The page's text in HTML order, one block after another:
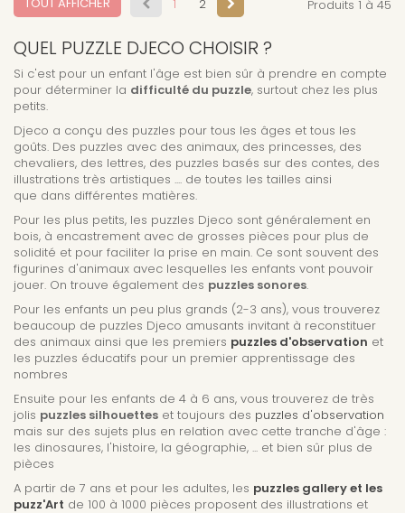
1 2 Produits 1 à 45
QUEL PUZZLE DJECO CHOISIR ?
Si c'est pour un enfant l'âge est bien sûr à prendre en compte
pour déterminer la difficulté du puzzle, surtout chez les plus
petits.
Djeco a conçu des puzzles pour tous les âges et tous les
goûts. Des puzzles avec des animaux, des princesses, des
chevaliers, des lettres, des puzzles basés sur des contes, des
illustrations très artistiques .... de toutes les tailles ainsi
que dans différentes matières.
Pour les plus petits, les puzzles Djeco sont généralement en
bois, à encastrement avec de grosses pièces pour plus de
solidité et pour faciliter la prise en main. Ce sont souvent des
figurines d'animaux avec lesquelles les enfants vont pouvoir
jouer. On trouve également des puzzles sonores.
Pour les enfants un peu plus grands (2-3 ans), vous trouverez
beaucoup de puzzles Djeco amusants invitant à reconstituer
des animaux ainsi que les premiers puzzles d'observation et
les puzzles éducatifs pour un premier apprentissage des
nombres
Ensuite pour les enfants de 4 à 6 ans, vous trouverez de très
jolis puzzles silhouettes et toujours des puzzles d'observation
mais sur des sujets plus en relation avec cette tranche d'âge :
les dinosaures, l'histoire, la géographie, ... et bien sûr plus de
pièces
A partir de 7 ans et pour les adultes, les puzzles gallery et les
puzz'Art de 100 à 1000 pièces proposent des illustrations et